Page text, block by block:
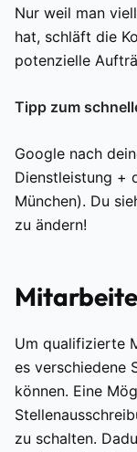
Nur weil man
hat, schläft die
potenzielle
Tipp zum
Google nach
Dienstleistung +
München). Du
zu ändern!
Um qualifizierte
es verschiedene
können. Eine
zu schalten.